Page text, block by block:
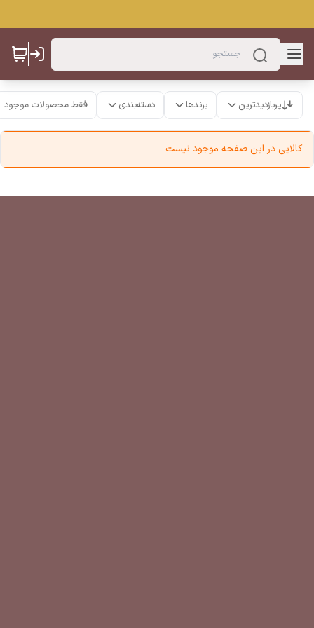
پربازدیدترین برندها دسته‌بندی فقط محصولات موجود
کالایی در این صفحه موجود نیست